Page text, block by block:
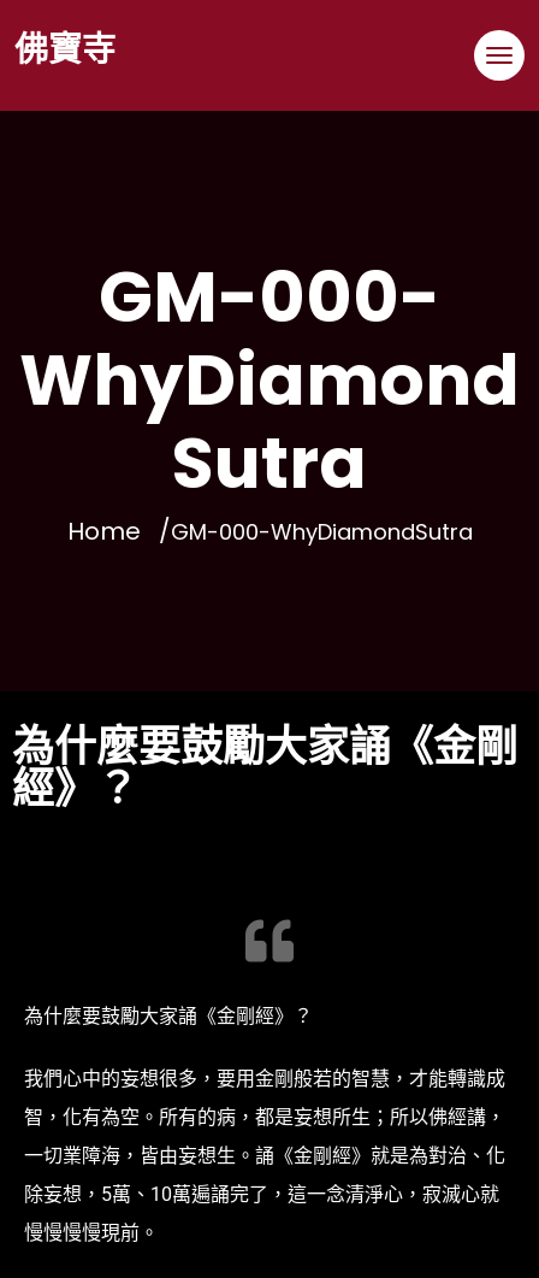
佛寶寺
GM-000-
WhyDiamond
Sutra
Home GM-000-WhyDiamondSutra
為什麼要鼓勵大家誦《金剛
經》？
為什麼要鼓勵大家誦《金剛經》？
我們心中的妄想很多，要用金剛般若的智慧，才能轉識成
智，化有為空。所有的病，都是妄想所生；所以佛經講，
一切業障海，皆由妄想生。誦《金剛經》就是為對治、化
除妄想，5萬、10萬遍誦完了，這一念清淨心，寂滅心就
慢慢慢慢現前。